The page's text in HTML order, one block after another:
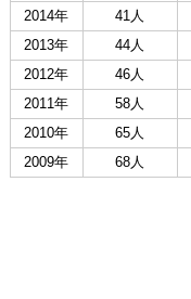
2014年
41人
2013年
44人
2012年
46人
2011年
58人
2010年
65人
2009年
68人